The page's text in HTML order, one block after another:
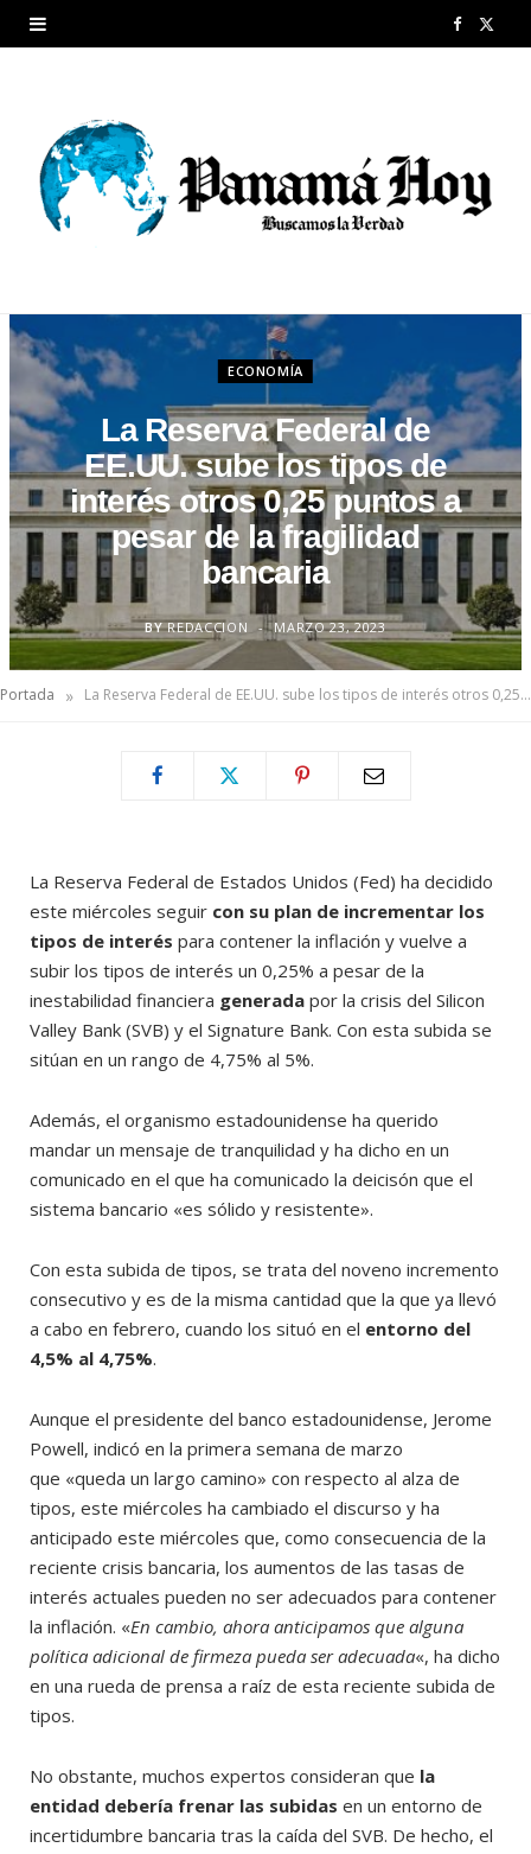
F
b
r
)
ECONOMÍA
La Reserva Federal de
EE.UU. sube los tipos de
interés otros 0,25 puntos a
pesar de la fragilidad
bancaria
BY REDACCION MARZO 23, 2023
Portada » La Reserva Federal de EE.UU. sube los tipos de interés otros 0,25 puntos a pesar de la fragilidad bancaria
La Reserva Federal de Estados Unidos (Fed) ha decidido
este miércoles seguir con su plan de incrementar los
tipos de interés para contener la inflación y vuelve a
subir los tipos de interés un 0,25% a pesar de la
inestabilidad financiera generada por la crisis del Silicon
Valley Bank (SVB) y el Signature Bank. Con esta subida se
sitúan en un rango de 4,75% al 5%.
Además, el organismo estadounidense ha querido
mandar un mensaje de tranquilidad y ha dicho en un
comunicado en el que ha comunicado la deicisón que el
sistema bancario «es sólido y resistente».
Con esta subida de tipos, se trata del noveno incremento
consecutivo y es de la misma cantidad que la que ya llevó
a cabo en febrero, cuando los situó en el entorno del
4,5% al 4,75%.
Aunque el presidente del banco estadounidense, Jerome
Powell, indicó en la primera semana de marzo
que «queda un largo camino» con respecto al alza de
tipos, este miércoles ha cambiado el discurso y ha
anticipado este miércoles que, como consecuencia de la
reciente crisis bancaria, los aumentos de las tasas de
interés actuales pueden no ser adecuados para contener
la inflación. «En cambio, ahora anticipamos que alguna
política adicional de firmeza pueda ser adecuada«, ha dicho
en una rueda de prensa a raíz de esta reciente subida de
tipos.
No obstante, muchos expertos consideran que la
entidad debería frenar las subidas en un entorno de
incertidumbre bancaria tras la caída del SVB. De hecho, el